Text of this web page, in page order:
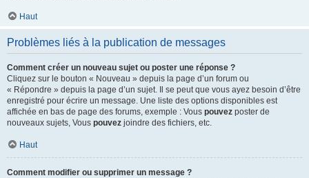
Haut
Problèmes liés à la publication de messages
Comment créer un nouveau sujet ou poster une réponse ?
Cliquez sur le bouton « Nouveau » depuis la page d’un forum ou
« Répondre » depuis la page d’un sujet. Il se peut que vous ayez besoin d’être
enregistré pour écrire un message. Une liste des options disponibles est
affichée en bas de page des forums, exemple : Vous pouvez poster de
nouveaux sujets, Vous pouvez joindre des fichiers, etc.
Haut
Comment modifier ou supprimer un message ?